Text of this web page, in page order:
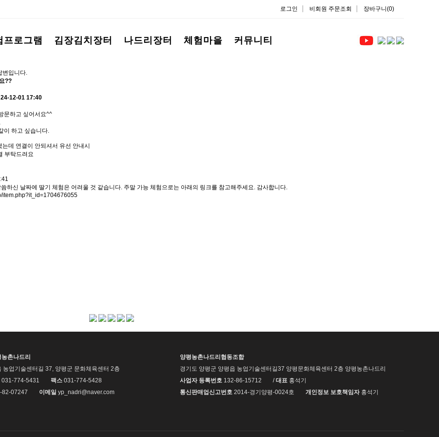
로그인 비회원 주문조회 장바구니(0)
프로그램 김장김치장터 나드리장터 체험마을 커뮤니티
변입니다.
??
24-12-01 17:40
문하고 싶어서요^^
이 하고 싶습니다.
데 연결이 안되셔서 유선 안내시
부탁드려요
하신 날짜에 딸기 체험은 어려울 것 같습니다. 주말 가능 체험으로는 아래의 링크를 참고해주세요. 감사합니다.
item.php?it_id=1704676055
촌나드리
농업기술센터길 37, 양평군 문화체육센터 2층
774-5431 팩스 031-774-5428
82-07247 이메일 yp_nadri@naver.com
양평농촌나드리협동조합
경기도 양평군 양평읍 농업기술센터길37 양평문화체육센터 2층 양평농촌나드리
사업자 등록번호 132-86-15712 /대표 홍석기
통신판매업신고번호 2014-경기양평-0024호 개인정보 보호책임자홍석기